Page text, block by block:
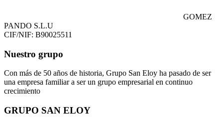
GOMEZ
PANDO S.L.U
CIF/NIF: B90025511
Nuestro grupo
Con más de 50 años de historia, Grupo San Eloy ha pasado de ser
una empresa familiar a ser un grupo empresarial en continuo
crecimiento
GRUPO SAN ELOY